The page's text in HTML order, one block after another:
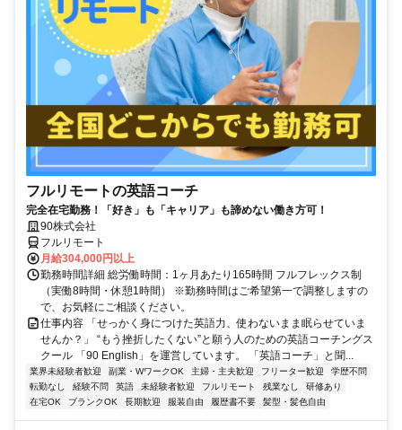
フルリモートの英語コーチ
完全在宅勤務！「好き」も「キャリア」も諦めない働き方可！
90株式会社
フルリモート
月給304,000円以上
勤務時間詳細 総労働時間：1ヶ月あたり165時間 フルフレックス制
（実働8時間・休憩1時間） ※勤務時間はご希望第一で調整しますの
で、お気軽にご相談ください。
仕事内容 「せっかく身につけた英語力、使わないまま眠らせていま
せんか？」 “もう挫折したくない”と願う人のための英語コーチングス
クール 「90 English」を運営しています。 「英語コーチ」と聞...
業界未経験者歓迎 副業・WワークOK 主婦・主夫歓迎 フリーター歓迎
学歴不問
転勤なし
経験不問 英語 未経験者歓迎 フルリモート 残業なし
研修あり
在宅OK
ブランクOK 長期歓迎 服装自由 履歴書不要 髪型・髪色自由